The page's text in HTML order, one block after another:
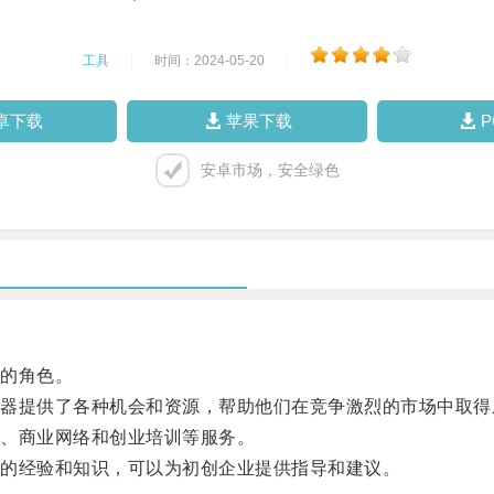
工具 时间：2024-05-20
下载 苹果下载
安卓市场，安全绿色
角色。
供了各种机会和资源，帮助他们在竞争激烈的市场中取得
业网络和创业培训等服务。
验和知识，可以为初创企业提供指导和建议。